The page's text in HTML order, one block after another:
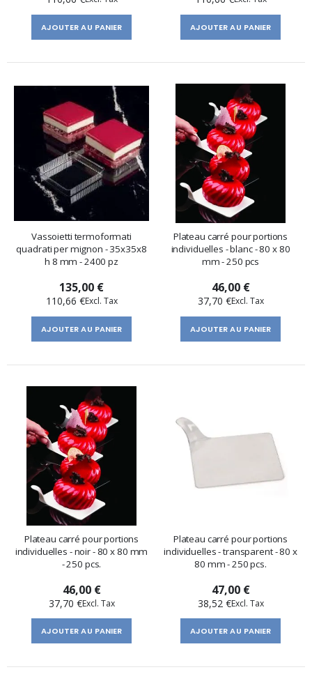
AJOUTER AU PANIER AJOUTER AU PANIER
Vassoietti termoformati
quadrati per mignon - 35x35x8
h 8 mm - 2400 pz
135,00 €
110,66 €
AJOUTER AU PANIER
Plateau carré pour portions
individuelles - blanc - 80 x 80
mm - 250 pcs
46,00 €
37,70 €
AJOUTER AU PANIER
Plateau carré pour portions
individuelles - noir - 80 x 80 mm
- 250 pcs.
46,00 €
37,70 €
AJOUTER AU PANIER
Plateau carré pour portions
individuelles - transparent - 80 x
80 mm - 250 pcs.
47,00 €
38,52 €
AJOUTER AU PANIER